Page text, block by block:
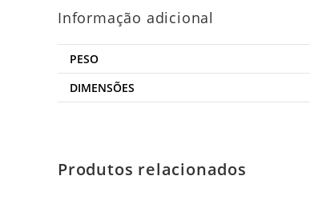
Informação adicional
PESO
DIMENSÕES
Produtos relacionados